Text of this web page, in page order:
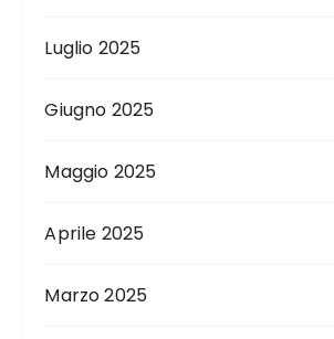
Luglio 2025
Giugno 2025
Maggio 2025
Aprile 2025
Marzo 2025